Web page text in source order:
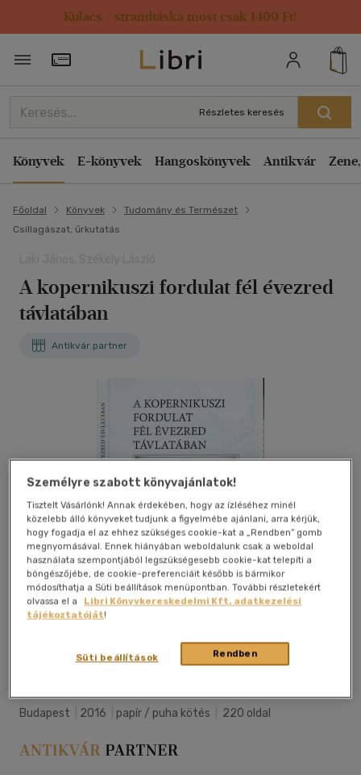
Kulacs / strandtáska most csak 1499 Ft!
Törzsvásárlói Kártya adatai
Részletes keresés
Könyvek E-könyvek Hangoskönyvek Antikvár
Főoldal Könyvek
Tudomány és Természet
Csillagászat, űrkutatás
A kopernikuszi fordulat fél évezred
távlatában
Antikvár partner
Kívánságlistához adom
Budapest 2016 papír / puha kötés 220 oldal
Személyre szabott könyvajánlatok!
Tisztelt Vásárlónk! Annak érdekében, hogy az ízléséhez minél
közelebb álló könyveket tudjunk a figyelmébe ajánlani, arra kérjük,
hogy fogadja el az ehhez szükséges cookie-kat a „Rendben” gomb
megnyomásával. Ennek hiányában weboldalunk csak a weboldal
használata szempontjából legszükségesebb cookie-kat telepíti a
böngészőjébe, de cookie-preferenciáit később is bármikor
módosíthatja a Süti beállítások menüpontban. További részletekért
olvassa el a
Libri Könyvkereskedelmi Kft. adatkezelési
tájékoztatóját!
Rendben
Süti beállítások